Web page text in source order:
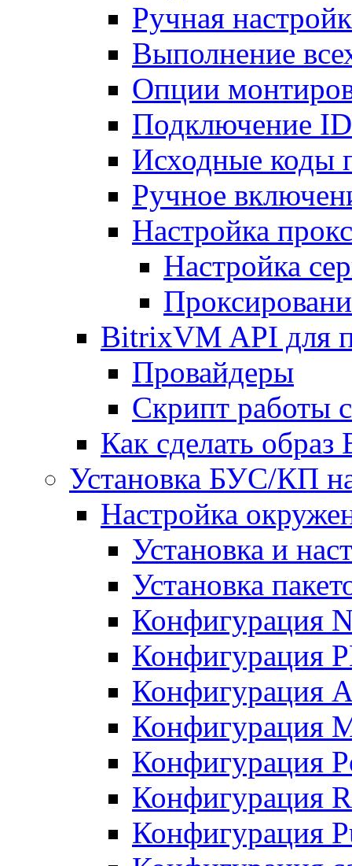
Ручная
Выполнение
Опции
Подключение
Исходные коды
Ручное
Настройка
Настройка
BitrixVM API для
Провайдеры
Скрипт работы
Как сделать
Установка БУС/КП
Настройка
Установка и
Установка
Конфигурация
Конфигурация
Конфигурация
Конфигурация
Конфигурация
Конфигурация
Конфигурация